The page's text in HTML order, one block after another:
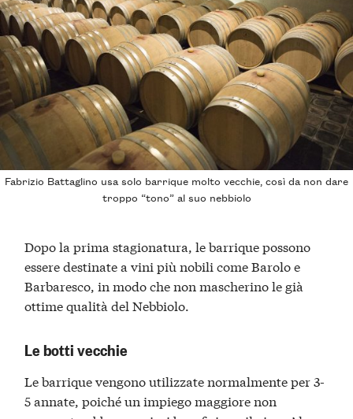
Fabrizio Battaglino usa solo barrique molto vecchie, così da non dare
troppo “tono” al suo nebbiolo
Dopo la prima stagionatura, le barrique possono
essere destinate a vini più nobili come Barolo e
Barbaresco, in modo che non mascherino le già
ottime qualità del Nebbiolo.
Le botti vecchie
Le barrique vengono utilizzate normalmente per 3-
5 annate, poiché un impiego maggiore non